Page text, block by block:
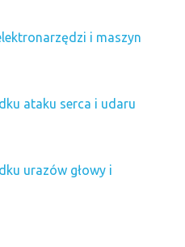
i maszyn
ataku serca i udaru
urazów głowy i